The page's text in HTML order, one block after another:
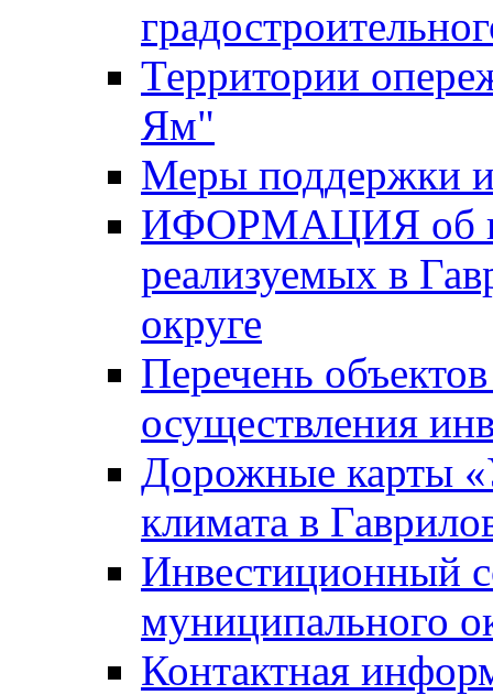
Территории
Ям"
Меры поддержки
ИФОРМАЦИЯ об
реализуемых в
округе
Перечень
осуществления
Дорожные карты
климата в
Инвестиционный
муниципального
Контактная